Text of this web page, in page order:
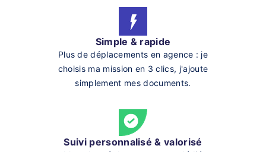
Simple & rapide
Plus de déplacements en agence : je
choisis ma mission en 3 clics, j'ajoute
simplement mes documents.
Suivi personnalisé & valorisé